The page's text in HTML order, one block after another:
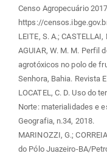
Censo Agropecuário
https://
LEITE, S. A.; CASTELLAI,
AGUIAR, W. M. M. Perfil
agrotóxicos no polo de
Senhora, Bahia. Revista
LOCATEL, C. D. Uso do
Norte: materialidades e
Geografia, n.34, 2018.
MARINOZZI, G.;
do Pólo Juazeiro-BA/